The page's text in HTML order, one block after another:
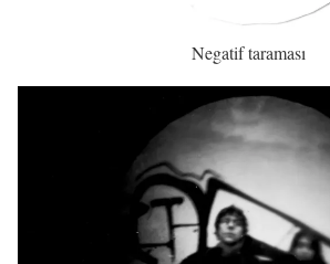
Negatif taraması